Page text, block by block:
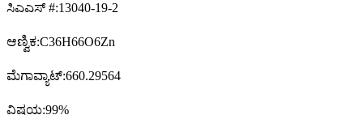
ಸಿಎಎಸ್ #:13040-19-2
ಆಣ್ವಿಕ:C36H66O6Zn
ಮೆಗಾವ್ಯಾಟ್:660.29564
ವಿಷಯ:99%